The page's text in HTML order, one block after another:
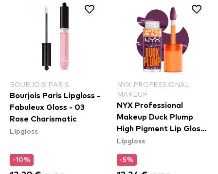
BOURJOIS PARIS
Bourjois Paris Lipgloss -
Fabuleux Gloss - 03
Rose Charismatic
Lipgloss
-10%
NYX PROFESSIONAL
MAKEUP
NYX Professional
Makeup Duck Plump
High Pigment Lip Gloss
- Pure Plump (DPLL17)
Lipgloss
-5%